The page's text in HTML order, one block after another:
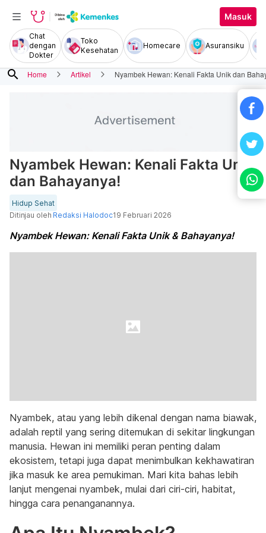
Masuk
Chat
dengan
Dokter
Toko
Kesehatan
Homecare Asuransiku
search Home Artikel Nyambek Hewan: Kenali Fakta Unik dan
Nyambek Hewan: Kenali Fakta Unik
dan Bahayanya!
Hidup Sehat
Ditinjau oleh Redaksi Halodoc19 Februari 2026
Nyambek Hewan: Kenali Fakta Unik & Bahayanya!
Nyambek, atau yang lebih dikenal dengan nama biawak,
adalah reptil yang sering ditemukan di sekitar lingkungan
manusia. Hewan ini memiliki peran penting dalam
ekosistem, tetapi juga dapat menimbulkan kekhawatiran
jika masuk ke area pemukiman. Mari kita bahas lebih
lanjut mengenai nyambek, mulai dari ciri-ciri, habitat,
hingga cara penanganannya.